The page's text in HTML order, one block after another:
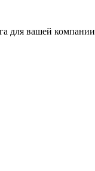
для вашей компании